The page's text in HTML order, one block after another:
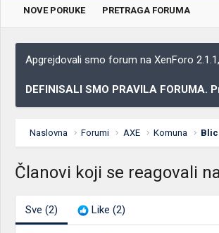
NOVE PORUKE PRETRAGA FORUMA
Apgrejdovali smo forum na XenForo
DEFINISALI SMO PRAVILA
Naslovna Forumi AXE Komuna
Članovi koji se reagovali
Sve (2) Like (2)